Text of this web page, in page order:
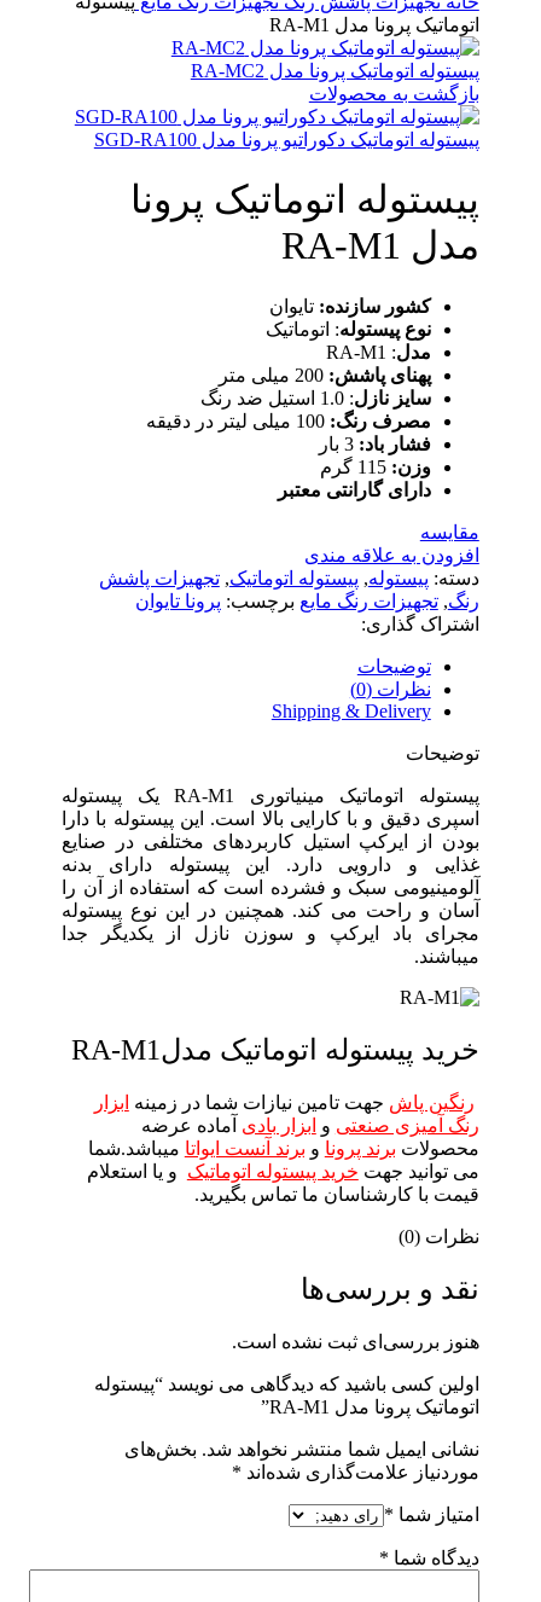
اتوماتیک پرونا مدل RA-M1
پیستوله اتوماتیک پرونا مدل RA-MC2
بازگشت به محصولات
پیستوله اتوماتیک دکوراتیو پرونا مدل SGD-RA100
پیستوله اتوماتیک پرونا
مدل RA-M1
کشور سازنده:تایوان
نوع پیستوله: اتوماتیک
مدل: RA-M1
پهنای پاشش:200 میلی متر
سایز نازل: 1.0 استیل ضد رنگ
مصرف رنگ:100 میلی لیتر در دقیقه
فشار باد: 3 بار
وزن:115 گرم
دارای گارانتی معتبر
مقایسه
افزودن به علاقه مندی
دسته: پیستوله, پیستوله اتوماتیک, تجهیزات پاشش
رنگ, تجهیزات رنگ مایع برچسب: پرونا تایوان
اشتراک گذاری:
توضیحات
نظرات (0)
Shipping & Delivery
توضیحات
پیستوله اتوماتیک مینیاتوری RA-M1 یک پیستوله
اسپری دقیق و با کارایی بالا است. این پیستوله با دارا
بودن از ایرکپ استیل کاربردهای مختلفی در صنایع
غذایی و دارویی دارد. این پیستوله دارای بدنه
آلومینیومی سبک و فشرده است که استفاده از آن را
آسان و راحت می کند. همچنین در این نوع پیستوله
مجرای باد ایرکپ و سوزن نازل از یکدیگر جدا
میباشند.
خرید پیستوله اتوماتیک مدلRA-M1
رنگین پاش جهت تامین نیازات شما در زمینه ابزار
رنگ آمیزی صنعتی و ابزار بادی آماده عرضه
محصولات برند پرونا و برند آنست ایواتا میباشد.شما
می توانید جهت خرید پیستوله اتوماتیک و یا استعلام
قیمت با کارشناسان ما تماس بگیرید.
نظرات (0)
نقد و بررسی‌ها
هنوز بررسی‌ای ثبت نشده است.
اولین کسی باشید که دیدگاهی می نویسد “پیستوله
اتوماتیک پرونا مدل RA-M1”
نشانی ایمیل شما منتشر نخواهد شد. بخش‌های
موردنیاز علامت‌گذاری شده‌اند *
امتیاز شما *
دیدگاه شما *